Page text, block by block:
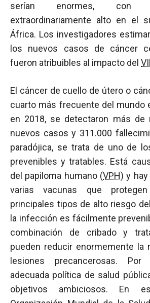
serían enormes, con
extraordinariamente alto en el
África. Los investigadores
los nuevos casos de cáncer
fueron atribuibles al impacto del
El cáncer de cuello de útero o
cuarto más frecuente del mundo
en 2018, se detectaron más de
nuevos casos y 311.000
paradójica, se trata de uno de
prevenibles y tratables. Está
del papiloma humano (VPH) y
varias vacunas que
principales tipos de alto riesgo
la infección es fácilmente
combinación de cribado y
pueden reducir enormemente la
lesiones precancerosas.
adecuada política de salud
objetivos ambiciosos. En